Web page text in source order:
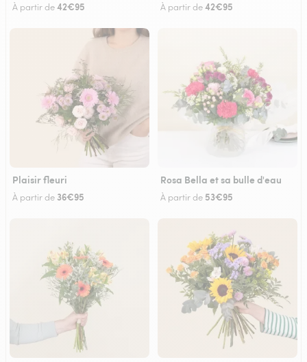
À partir de42€95 À partir de42€95
Plaisir fleuri
À partir de 36€95
Rosa Bella et sa bulle d'eau
À partir de 53€95